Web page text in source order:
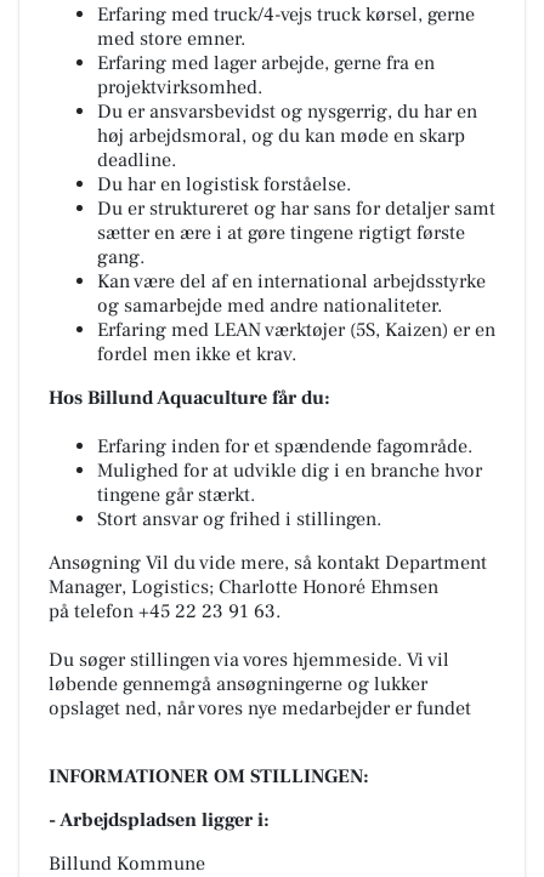
Erfaring med truck/4-vejs truck kørsel, gerne
med store emner.
Erfaring med lager arbejde, gerne fra en
projektvirksomhed.
Du er ansvarsbevidst og nysgerrig, du har en
høj arbejdsmoral, og du kan møde en skarp
deadline.
Du har en logistisk forståelse.
Du er struktureret og har sans for detaljer samt
sætter en ære i at gøre tingene rigtigt første
gang.
Kan være del af en international arbejdsstyrke
og samarbejde med andre nationaliteter.
Erfaring med LEAN værktøjer (5S, Kaizen) er en
fordel men ikke et krav.
Hos Billund Aquaculture får du:
Erfaring inden for et spændende fagområde.
Mulighed for at udvikle dig i en branche hvor
tingene går stærkt.
Stort ansvar og frihed i stillingen.
Ansøgning Vil du vide mere, så kontakt Department
Manager, Logistics; Charlotte Honoré Ehmsen
på telefon +45 22 23 91 63.
Du søger stillingen via vores hjemmeside. Vi vil
løbende gennemgå ansøgningerne og lukker
opslaget ned, når vores nye medarbejder er fundet
INFORMATIONER OM STILLINGEN:
- Arbejdspladsen ligger i:
Billund Kommune